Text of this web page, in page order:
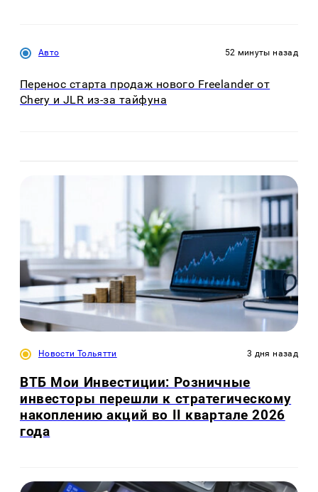
Авто 52 минуты назад
Перенос старта продаж нового Freelander от
Chery и JLR из-за тайфуна
Новости Тольятти 3 дня назад
ВТБ Мои Инвестиции: Розничные
инвесторы перешли к стратегическому
накоплению акций во II квартале 2026
года